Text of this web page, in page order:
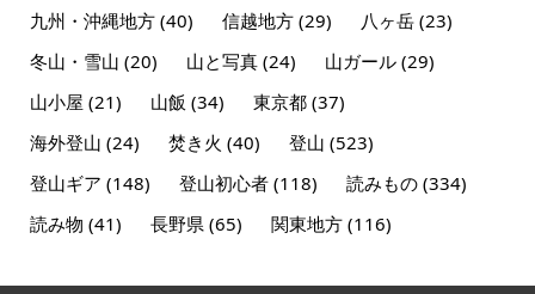
九州・沖縄地方(40) 信越地方(29) 八ヶ岳(23)
冬山・雪山 (20) 山と写真(24) 山ガール(29)
山小屋 (21) 山飯 (34) 東京都(37)
海外登山 (24) 焚き火 (40) 登山 (523)
登山ギア (148) 登山初心者(118) 読みもの(334)
読み物 (41) 長野県 (65) 関東地方(116)